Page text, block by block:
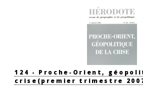
124 - Proche-Orient,
crise (premier trimestre